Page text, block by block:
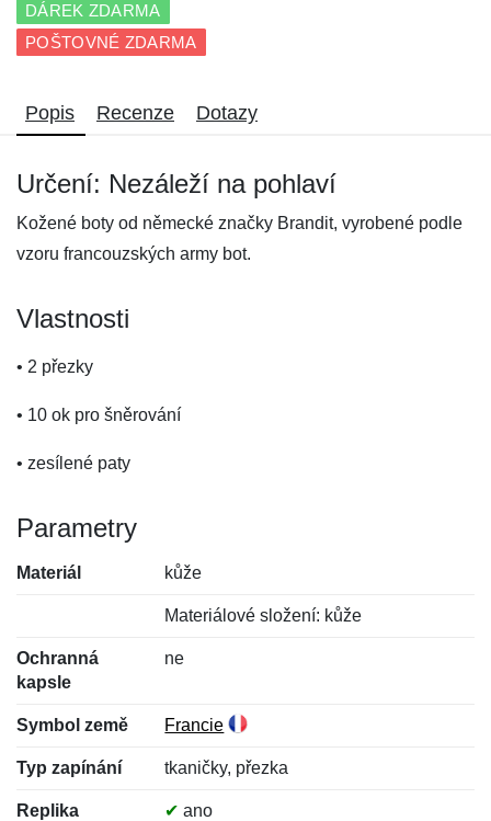
DÁREK ZDARMA
POŠTOVNÉ ZDARMA
Popis Recenze Dotazy
Určení: Nezáleží na pohlaví
Kožené boty od německé značky Brandit, vyrobené podle
vzoru francouzských army bot.
Vlastnosti
• 2 přezky
• 10 ok pro šněrování
• zesílené paty
Parametry
Materiál kůže
Materiálové složení: kůže
Ochranná
kapsle
ne
Symbol země Francie
Typ zapínání tkaničky, přezka
Replika ✔ ano